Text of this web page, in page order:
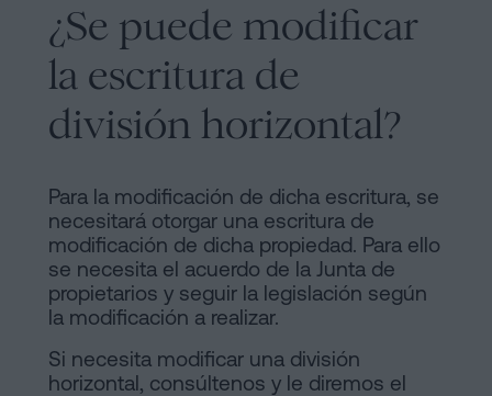
¿Se puede modificar
la escritura de
división horizontal?
Para la modificación de dicha escritura, se
necesitará otorgar una escritura de
modificación de dicha propiedad. Para ello
se necesita el acuerdo de la Junta de
propietarios y seguir la legislación según
la modificación a realizar.
Si necesita modificar una división
horizontal, consúltenos y le diremos el